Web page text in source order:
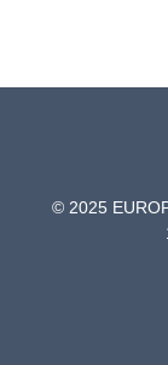
© 2025